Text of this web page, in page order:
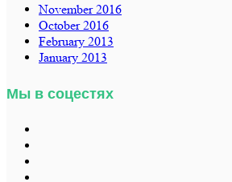
November 2016
October 2016
February 2013
January 2013
Мы в соцестях